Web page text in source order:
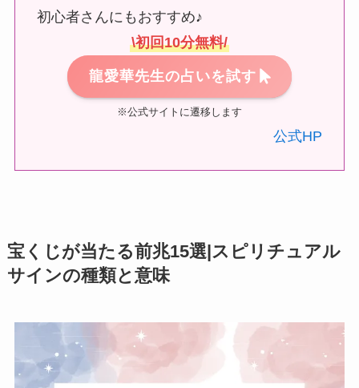
初心者さんにもおすすめ♪
\初回10分無料/
龍愛華先生の占いを試す
※公式サイトに遷移します
公式HP
宝くじが当たる前兆15選|スピリチュアル
サインの種類と意味